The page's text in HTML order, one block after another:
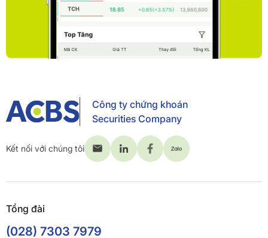
Công ty chứng khoán
Securities Company
Kết nối với chúng tôi
Tổng đài
(028) 7303 7979